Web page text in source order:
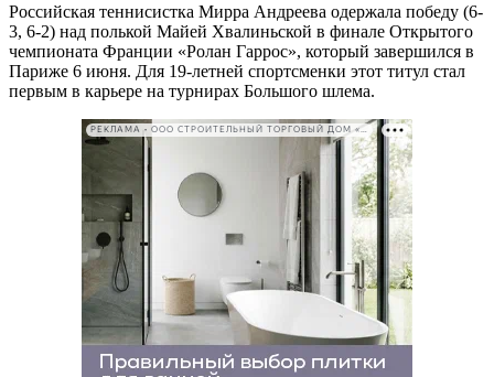
Российская теннисистка Мирра Андреева одержала победу (6-
3, 6-2) над полькой Майей Хвалиньской в финале Открытого
чемпионата Франции «Ролан Гаррос», который завершился в
Париже 6 июня. Для 19-летней спортсменки этот титул стал
первым в карьере на турнирах Большого шлема.
РЕКЛАМА • ООО СТРОИТЕЛЬНЫЙ ТОРГОВЫЙ ДОМ «ПЕТРОВИЧ». ИНН: 7802348846